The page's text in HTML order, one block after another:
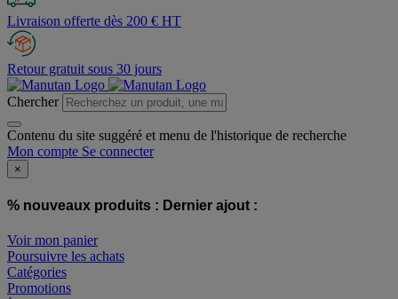
Livraison offerte dès 200 € HT
Retour gratuit sous 30 jours
Chercher
Contenu du site suggéré et menu de l'historique de recherche
Mon compte Se connecter
×
% nouveaux produits : Dernier ajout :
Voir mon panier
Poursuivre les achats
Catégories
Promotions